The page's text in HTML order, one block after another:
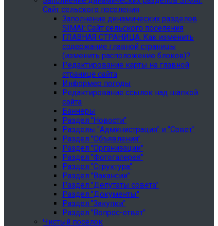
Сайт сельского поселения
Заполнение динамических разделов
SIMAI: Сайт сельского поселения
ГЛАВНАЯ СТРАНИЦА. Как изменить
содержание главной страницы
(изменить расположение блоков)?
Редактирование карты на главной
странице сайта
Информер погоды
Редактирование ссылок над шапкой
сайта
Баннеры
Раздел "Новости"
Разделы "Администрация" и "Совет"
Раздел "Объявления"
Раздел "Организации"
Раздел "Фотогалерея"
Раздел "Структура"
Раздел "Вакансии"
Раздел "Депутаты совета"
Раздел "Документы"
Раздел "Закупки"
Раздел "Вопрос-ответ"
Чистый посёлок